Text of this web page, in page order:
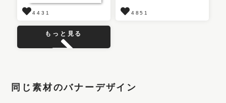
4431 4851
もっと見る
同じ素材のバナーデザイン